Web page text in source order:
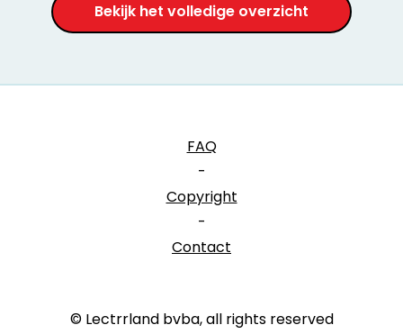
Bekijk het volledige overzicht
FAQ
-
Copyright
-
Contact
© Lectrrland bvba, all rights reserved